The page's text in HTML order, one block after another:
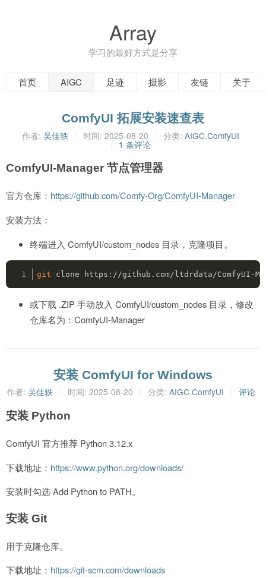
Array
学习的最好方式是分享
首页 AIGC 足迹 摄影 友链 关于
ComfyUI 拓展安装速查表
作者: 吴佳轶 时间: 2025-08-20 分类: AIGC,ComfyUI
1 条评论
ComfyUI-Manager 节点管理器
官方仓库： https://github.com/Comfy-Org/ComfyUI-Manager
安装方法：
终端进入 ComfyUI/custom_nodes 目录，克隆项目。
git clone https://github.com/ltdrdata/ComfyUI-
或下载 .ZIP 手动放入 ComfyUI/custom_nodes 目录，修改
仓库名为：ComfyUI-Manager
安装 ComfyUI for Windows
作者: 吴佳轶 时间: 2025-08-20 分类: AIGC,ComfyUI 评论
安装 Python
ComfyUI 官方推荐 Python 3.12.x
下载地址： https://www.python.org/downloads/
安装时勾选 Add Python to PATH。
安装 Git
用于克隆仓库。
下载地址： https://git-scm.com/downloads